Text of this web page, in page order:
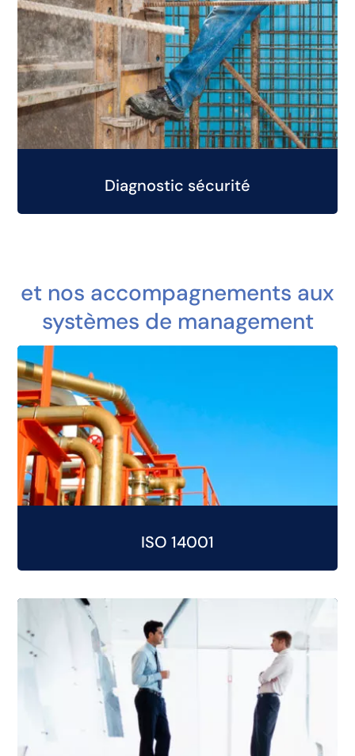
Diagnostic sécurité
et nos accompagnements aux
systèmes de management
ISO 14001